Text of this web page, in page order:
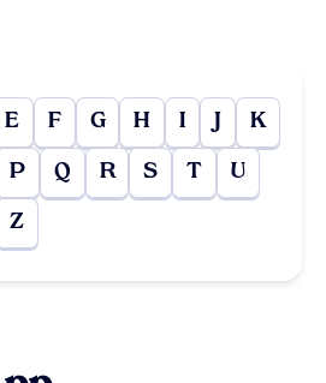
E F G H I J K
P Q R S T U
Z